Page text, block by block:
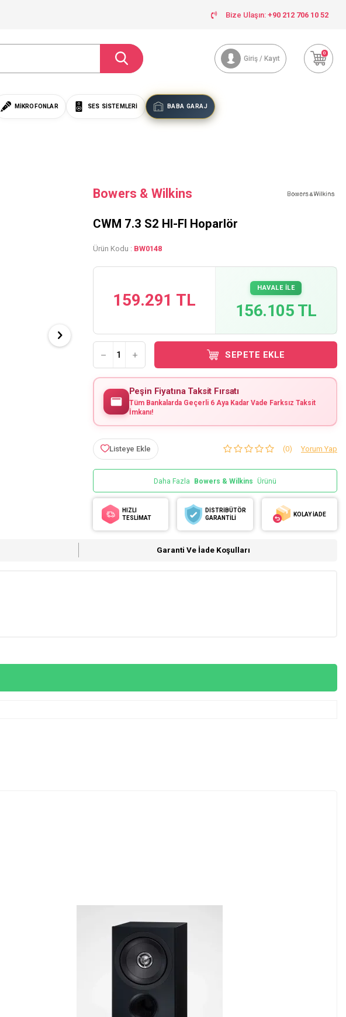
Bize Ulaşın: +90 212 706 10 52
Giriş / Kayıt
0
MIKROFONLAR SES SISTEMLERI BABA GARAJ
Bowers & Wilkins
CWM 7.3 S2 HI-FI Hoparlör
Ürün Kodu : BW0148
159.291 TL
HAVALE İLE
156.105 TL
SEPETE EKLE
Peşin Fiyatına Taksit Fırsatı
Tüm Bankalarda Geçerli 6 Aya Kadar Vade Farksız Taksit
İmkanı!
Listeye Ekle (0) Yorum Yap
Daha Fazla Bowers & Wilkins Ürünü
HIZLI
TESLİMAT
DİSTRİBÜTÖR
GARANTİLİ
KOLAY İADE
Garanti Ve İade Koşulları